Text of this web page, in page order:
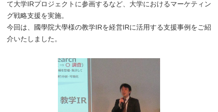
て大学IRプロジェクトに参画するなど、大学におけるマーケティン
グ戦略支援を実施。
今回は、國學院大學様の教学IRを経営IRに活用する支援事例をご紹
介いたしました。